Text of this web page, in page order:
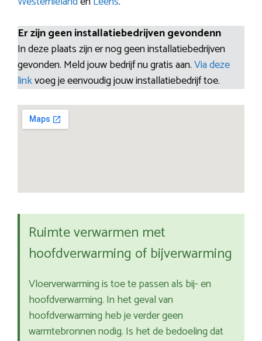
Er zijn geen installatiebedrijven gevondenn
In deze plaats zijn er nog geen installatiebedrijven
gevonden. Meld jouw bedrijf nu gratis aan.Via deze
linkvoeg je eenvoudig jouw installatiebedrijf toe.
Ruimte verwarmen met
hoofdverwarming of bijverwarming
Vloerverwarming is toe te passen als bij- en
hoofdverwarming. In het geval van
hoofdverwarming heb je verder geen
warmtebronnen nodig. Is het de bedoeling dat